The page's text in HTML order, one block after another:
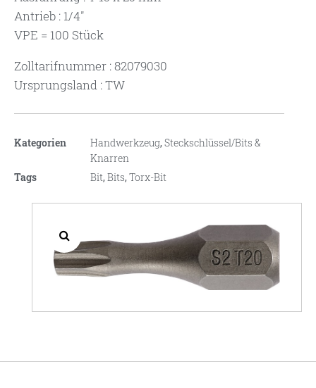
Antrieb : 1/4″
VPE = 100 Stück
Zolltarifnummer : 82079030
Ursprungsland : TW
Kategorien Handwerkzeug,Steckschlüssel/Bits &
Knarren
Tags
Bit,Bits,Torx-Bit